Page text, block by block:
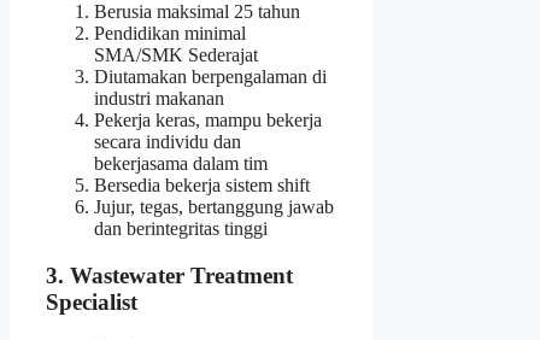
Berusia maksimal 25 tahun
Pendidikan minimal
SMA/SMK Sederajat
Diutamakan berpengalaman di
industri makanan
Pekerja keras, mampu bekerja
secara individu dan
bekerjasama dalam tim
Bersedia bekerja sistem shift
Jujur, tegas, bertanggung jawab
dan berintegritas tinggi
3. Wastewater Treatment
Specialist